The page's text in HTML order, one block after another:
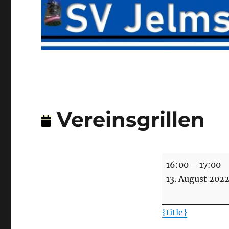
Vereinsgrillen
Vereinsgrillen
16:00 – 17:00
13. August 2022
{title}